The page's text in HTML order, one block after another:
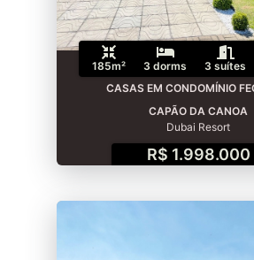
185m² 3 dorms 3 suítes
CASAS EM CONDOMÍNIO
CAPÃO DA CANOA
Dubai Resort
R$ 1.998.000